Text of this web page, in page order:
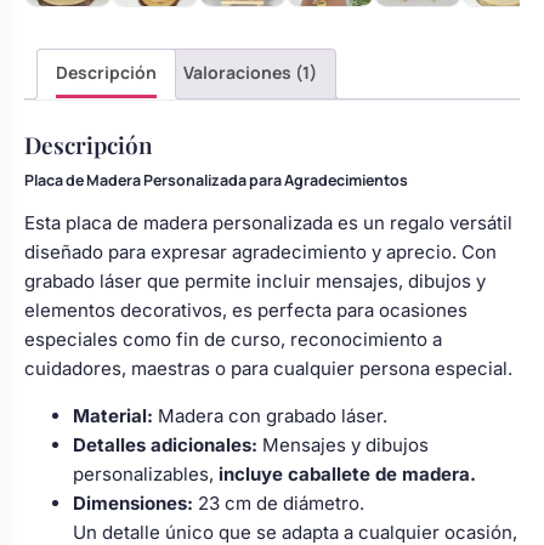
Descripción Valoraciones (1)
Descripción
Placa de Madera Personalizada para Agradecimientos
Esta placa de madera personalizada es un regalo versátil
diseñado para expresar agradecimiento y aprecio. Con
grabado láser que permite incluir mensajes, dibujos y
elementos decorativos, es perfecta para ocasiones
especiales como fin de curso, reconocimiento a
cuidadores, maestras o para cualquier persona especial.
Material: Madera con grabado láser.
Detalles adicionales: Mensajes y dibujos
personalizables, incluye caballete de madera.
Dimensiones: 23 cm de diámetro.
Un detalle único que se adapta a cualquier ocasión,